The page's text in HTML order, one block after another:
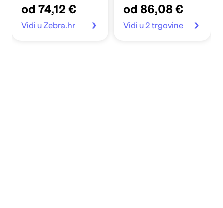
od 74,12 €
Vidi u Zebra.hr
od 86,08 €
Vidi u 2 trgovine